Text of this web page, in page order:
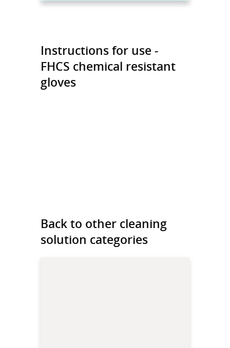
Instructions for use -
FHCS chemical resistant
gloves
Back to other cleaning
solution categories